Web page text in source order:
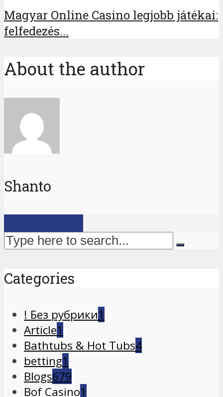
Magyar Online Casino legjobb játékai:
felfedezés...
About the author
Shanto
Categories
! Без рубрики1
Article1
Bathtubs & Hot Tubs4
betting1
Blogs679
Bof Casino1